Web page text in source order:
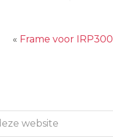
« Frame voor IRP300